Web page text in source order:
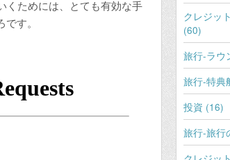
くためには、とても有効な手
す。
クレジッ
(60)
旅行-ラウ
旅行-特典
投資 (16)
旅行-旅行